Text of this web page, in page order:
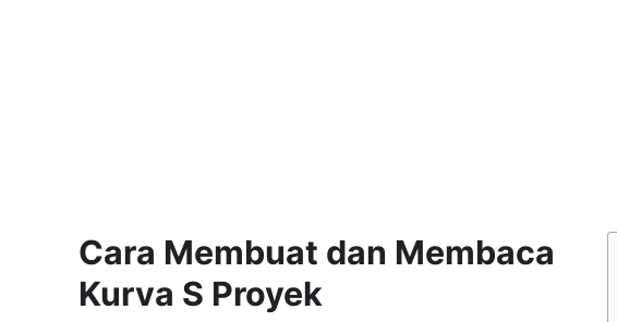
Cara Membuat dan Membaca
Kurva S Proyek